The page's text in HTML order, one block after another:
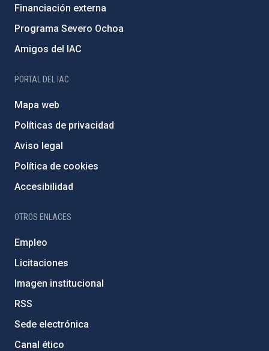
Financiación externa
Programa Severo Ochoa
Amigos del IAC
PORTAL DEL IAC
Mapa web
Políticas de privacidad
Aviso legal
Política de cookies
Accesibilidad
OTROS ENLACES
Empleo
Licitaciones
Imagen institucional
RSS
Sede electrónica
Canal ético